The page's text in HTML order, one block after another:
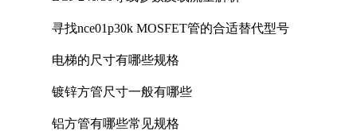
寻找nce01p30k MOSFET管的合适替代型号
电梯的尺寸有哪些规格
镀锌方管尺寸一般有哪些
铝方管有哪些常见规格